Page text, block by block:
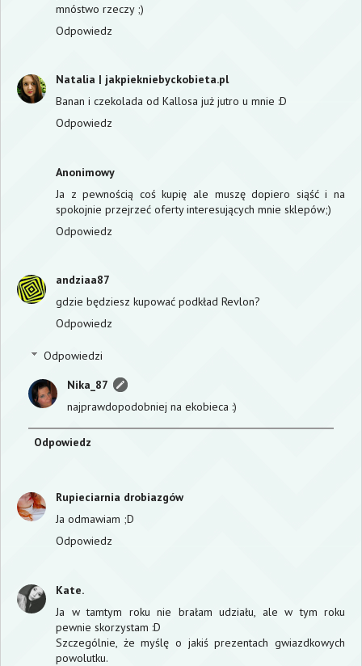
mnóstwo rzeczy ;)
Odpowiedz
Natalia | jakpiekniebyckobieta.pl
Banan i czekolada od Kallosa już jutro u mnie :D
Odpowiedz
Anonimowy
Ja z pewnością coś kupię ale muszę dopiero siąść i na
spokojnie przejrzeć oferty interesujących mnie sklepów;)
Odpowiedz
andziaa87
gdzie będziesz kupować podkład Revlon?
Odpowiedz
Odpowiedzi
Nika_87
najprawdopodobniej na ekobieca :)
Odpowiedz
Rupieciarnia drobiazgów
Ja odmawiam ;D
Odpowiedz
Kate.
Ja w tamtym roku nie brałam udziału, ale w tym roku
pewnie skorzystam :D
Szczególnie, że myślę o jakiś prezentach gwiazdkowych
powolutku.